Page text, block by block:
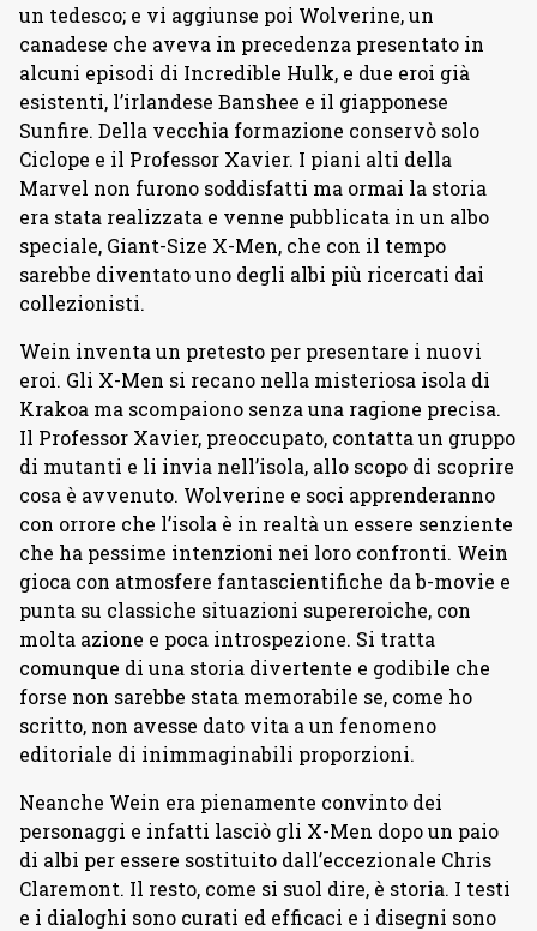
un tedesco; e vi aggiunse poi Wolverine, un
canadese che aveva in precedenza presentato in
alcuni episodi di Incredible Hulk, e due eroi già
esistenti, l’irlandese Banshee e il giapponese
Sunfire. Della vecchia formazione conservò solo
Ciclope e il Professor Xavier. I piani alti della
Marvel non furono soddisfatti ma ormai la storia
era stata realizzata e venne pubblicata in un albo
speciale, Giant-Size X-Men, che con il tempo
sarebbe diventato uno degli albi più ricercati dai
collezionisti.
Wein inventa un pretesto per presentare i nuovi
eroi. Gli X-Men si recano nella misteriosa isola di
Krakoa ma scompaiono senza una ragione precisa.
Il Professor Xavier, preoccupato, contatta un gruppo
di mutanti e li invia nell’isola, allo scopo di scoprire
cosa è avvenuto. Wolverine e soci apprenderanno
con orrore che l’isola è in realtà un essere senziente
che ha pessime intenzioni nei loro confronti. Wein
gioca con atmosfere fantascientifiche da b-movie e
punta su classiche situazioni supereroiche, con
molta azione e poca introspezione. Si tratta
comunque di una storia divertente e godibile che
forse non sarebbe stata memorabile se, come ho
scritto, non avesse dato vita a un fenomeno
editoriale di inimmaginabili proporzioni.
Neanche Wein era pienamente convinto dei
personaggi e infatti lasciò gli X-Men dopo un paio
di albi per essere sostituito dall’eccezionale Chris
Claremont. Il resto, come si suol dire, è storia. I testi
e i dialoghi sono curati ed efficaci e i disegni sono